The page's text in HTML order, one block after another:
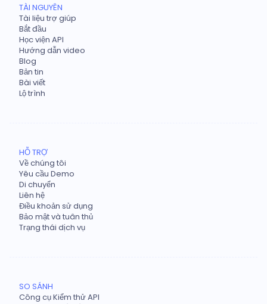
TÀI NGUYÊN
Tài liệu trợ giúp
Bắt đầu
Học viện API
Hướng dẫn video
Blog
Bản tin
Bài viết
Lộ trình
HỖ TRỢ
Về chúng tôi
Yêu cầu Demo
Di chuyển
Liên hệ
Điều khoản sử dụng
Bảo mật và tuân thủ
Trạng thái dịch vụ
SO SÁNH
Công cụ Kiểm thử API